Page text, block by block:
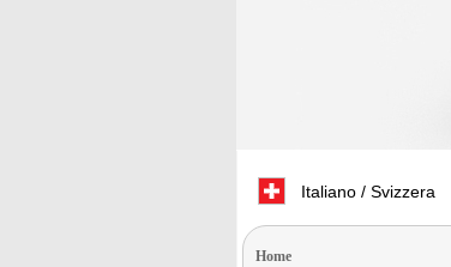
Italiano / Svizzera
Home